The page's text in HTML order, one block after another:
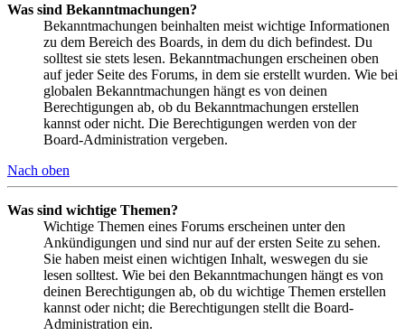
Was sind Bekanntmachungen?
Bekanntmachungen beinhalten meist wichtige Informationen
zu dem Bereich des Boards, in dem du dich befindest. Du
solltest sie stets lesen. Bekanntmachungen erscheinen oben
auf jeder Seite des Forums, in dem sie erstellt wurden. Wie bei
globalen Bekanntmachungen hängt es von deinen
Berechtigungen ab, ob du Bekanntmachungen erstellen
kannst oder nicht. Die Berechtigungen werden von der
Board-Administration vergeben.
Nach oben
Was sind wichtige Themen?
Wichtige Themen eines Forums erscheinen unter den
Ankündigungen und sind nur auf der ersten Seite zu sehen.
Sie haben meist einen wichtigen Inhalt, weswegen du sie
lesen solltest. Wie bei den Bekanntmachungen hängt es von
deinen Berechtigungen ab, ob du wichtige Themen erstellen
kannst oder nicht; die Berechtigungen stellt die Board-
Administration ein.